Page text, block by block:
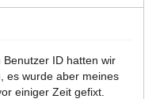
ID hatten wir
es wurde aber meines
einiger Zeit gefixt.